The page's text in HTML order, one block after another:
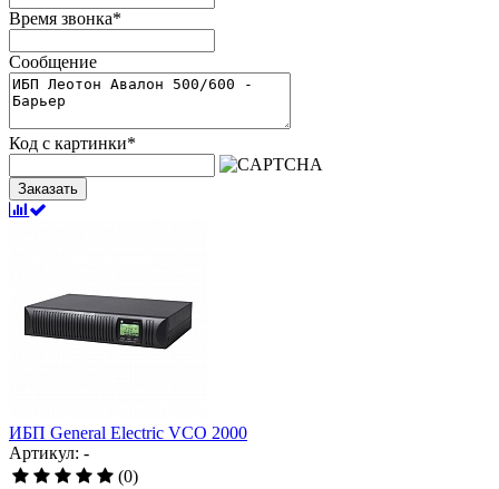
Время звонка*
Сообщение
Код с картинки*
Заказать
ИБП General Electric VCO 2000
Артикул: -
(0)